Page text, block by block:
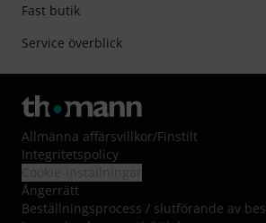
Fast butik
Service överblick
Allmänna affärsvillkor/Finstilt
Integritetspolicy
Ångerrätt
Beställningsprocess / slutförande av